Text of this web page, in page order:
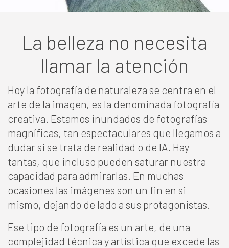
La belleza no necesita
llamar la atención
Hoy la fotografía de naturaleza se centra en el
arte de la imagen, es la denominada fotografía
creativa. Estamos inundados de fotografías
magníficas, tan espectaculares que llegamos a
dudar si se trata de realidad o de IA. Hay
tantas, que incluso pueden saturar nuestra
capacidad para admirarlas. En muchas
ocasiones las imágenes son un fin en si
mismo, dejando de lado a sus protagonistas.
Ese tipo de fotografía es un arte, de una
complejidad técnica y artística que excede las